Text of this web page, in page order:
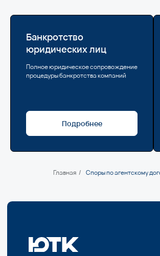
Банкротство
юридических лиц
Полное юридическое сопровождение
процедуры банкротства компаний
Подробнее
Главная / Споры по агентскому